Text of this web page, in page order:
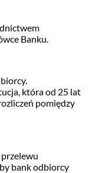
Banku.
która od 25 lat
pomiędzy
bank odbiorcy